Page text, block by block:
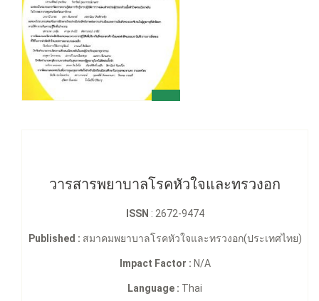
วารสารพยาบาลโรคหัวใจและทรวงอก
ISSN : 2672-9474
Published : สมาคมพยาบาลโรคหัวใจและทรวงอก(ประเทศไทย)
Impact Factor : N/A
Language : Thai